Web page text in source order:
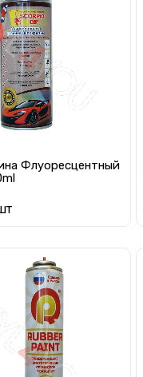
Флуоресцентный
Предзаказ
К сравнению
Под заказ